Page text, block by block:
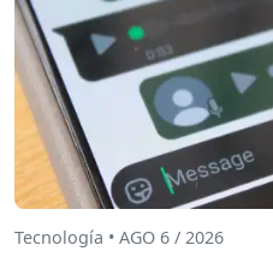
Tecnología • AGO 6 / 2026